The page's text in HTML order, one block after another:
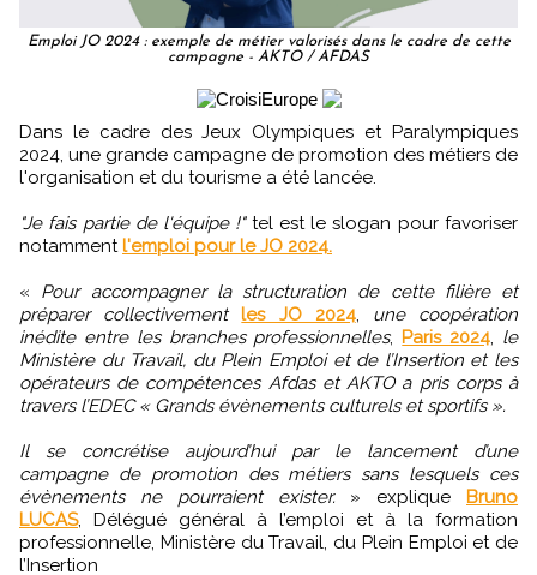
Emploi JO 2024 : exemple de métier valorisés dans le cadre de cette
campagne - AKTO / AFDAS
Dans le cadre des Jeux Olympiques et Paralympiques
2024, une grande campagne de promotion des métiers de
l'organisation et du tourisme a été lancée.
"Je fais partie de l'équipe !"tel est le slogan pour favoriser
notammentl'emploi pour le JO 2024.
« Pour accompagner la structuration de cette filière et
préparer collectivement
les JO 2024, une coopération
inédite entre les branches professionnelles, Paris 2024, le
Ministère du Travail, du Plein Emploi et de l’Insertion et les
opérateurs de compétences Afdas et AKTO a pris corps à
travers l’EDEC « Grands évènements culturels et sportifs ».
Il se concrétise aujourd’hui par le lancement d’une
campagne de promotion des métiers sans lesquels ces
évènements ne pourraient exister. » explique Bruno
LUCAS, Délégué général à l’emploi et à la formation
professionnelle, Ministère du Travail, du Plein Emploi et de
l’Insertion